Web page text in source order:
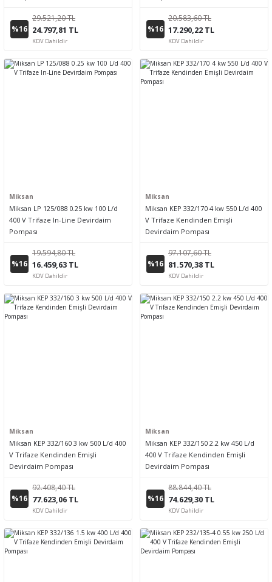
%16
29.521,20 TL
24.797,81 TL
KDV Dahildir
%16
20.583,60 TL
17.290,22 TL
KDV Dahildir
Miksan
Miksan LP 125/088 0.25 kw 100 L/d
400 V Trifaze In-Line Devirdaim
Pompası
%16
19.594,80 TL
16.459,63 TL
KDV Dahildir
Miksan
Miksan KEP 332/170 4 kw 550 L/d 400
V Trifaze Kendinden Emişli
Devirdaim Pompası
%16
97.107,60 TL
81.570,38 TL
KDV Dahildir
Miksan
Miksan KEP 332/160 3 kw 500 L/d 400
V Trifaze Kendinden Emişli
Devirdaim Pompası
%16
92.408,40 TL
77.623,06 TL
KDV Dahildir
Miksan
Miksan KEP 332/150 2.2 kw 450 L/d
400 V Trifaze Kendinden Emişli
Devirdaim Pompası
%16
88.844,40 TL
74.629,30 TL
KDV Dahildir